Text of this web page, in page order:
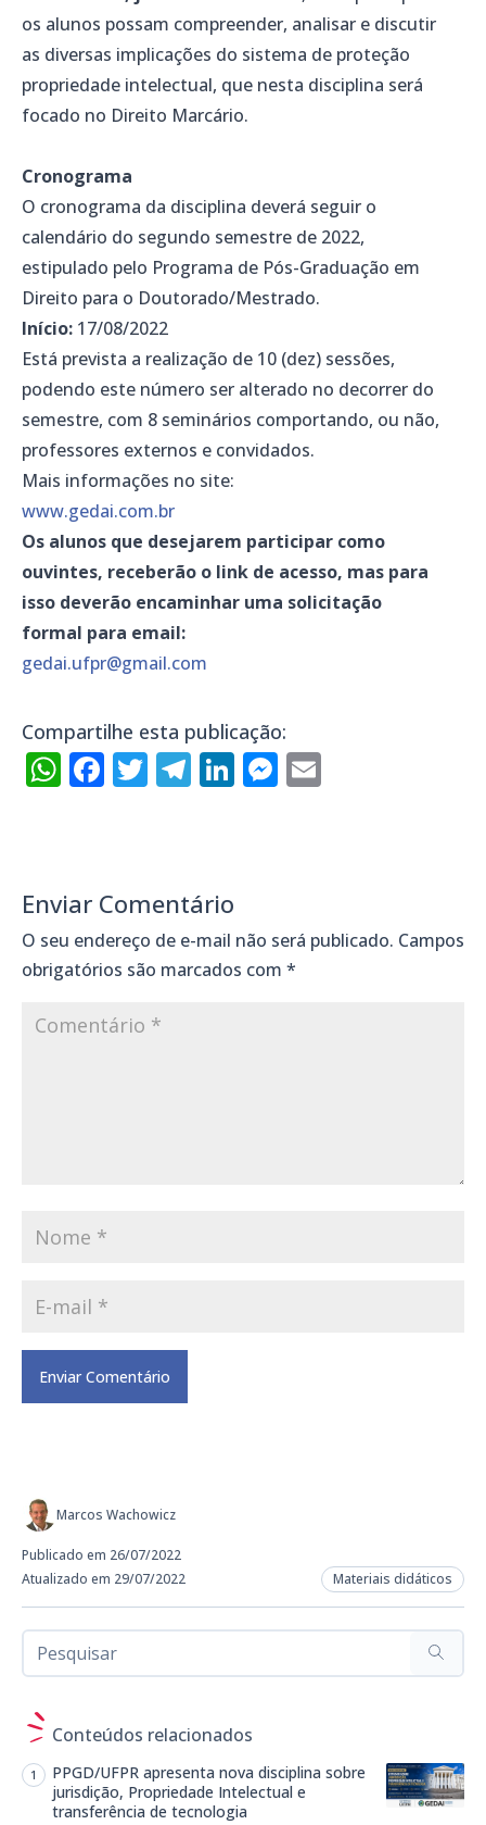
os alunos possam compreender, analisar e discutir
as diversas implicações do sistema de proteção
propriedade intelectual, que nesta disciplina será
focado no Direito Marcário.
Cronograma
O cronograma da disciplina deverá seguir o
calendário do segundo semestre de 2022,
estipulado pelo Programa de Pós-Graduação em
Direito para o Doutorado/Mestrado.
Início: 17/08/2022
Está prevista a realização de 10 (dez) sessões,
podendo este número ser alterado no decorrer do
semestre, com 8 seminários comportando, ou não,
professores externos e convidados.
Mais informações no site:
www.gedai.com.br
Os alunos que desejarem participar como
ouvintes, receberão o link de acesso, mas para
isso deverão encaminhar uma solicitação
formal para email:
gedai.ufpr@gmail.com
Compartilhe esta publicação:
WhatsApp
Facebook
Twitter
Telegram
LinkedIn
Messenger
Enviar Comentário
O seu endereço de e-mail não será publicado. Campos
obrigatórios são marcados com *
Marcos Wachowicz
Publicado em 26/07/2022
Atualizado em 29/07/2022
Materiais didáticos
Conteúdos relacionados
PPGD/UFPR apresenta nova disciplina sobre
jurisdição, Propriedade Intelectual e
transferência de tecnologia